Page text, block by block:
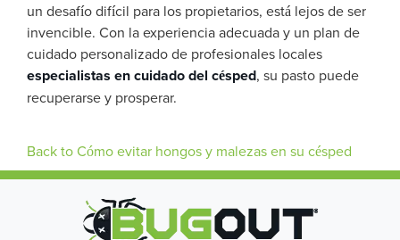
un desafío difícil para los propietarios, está lejos de ser
invencible. Con la experiencia adecuada y un plan de
cuidado personalizado de profesionales locales
especialistas en cuidado del césped, su pasto puede
recuperarse y prosperar.
Back to Cómo evitar hongos y malezas en su césped